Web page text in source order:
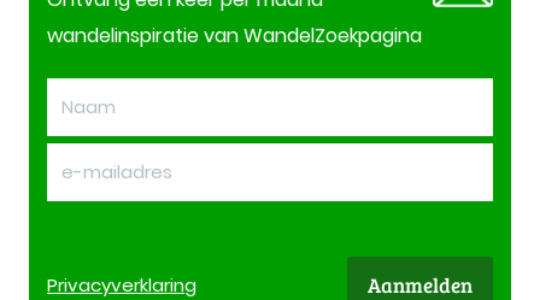
wandelinspiratie van WandelZoekpagina
Privacyverklaring Aanmelden